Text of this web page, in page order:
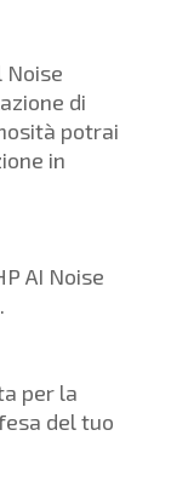
Noise
di
potrai
in
AI Noise
per la
del tuo